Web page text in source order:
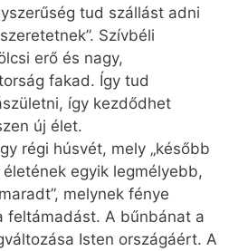
tud szállást adni
Szívbéli
erő és nagy,
fakad. Így tud
így kezdődhet
új élet.
régi húsvét, mely „később
egyik legmélyebb,
melynek fénye
feltámadást. A bűnbánat a
Isten országáért. A